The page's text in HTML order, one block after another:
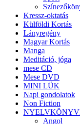
Kressz-oktatás
Külföldi Kortás
Lányregény
Magyar Kortás
Manga
Meditáció, jóga
mese CD
Mese DVD
MINI LÜK
Napi gondolatok
Non Fiction
Angol